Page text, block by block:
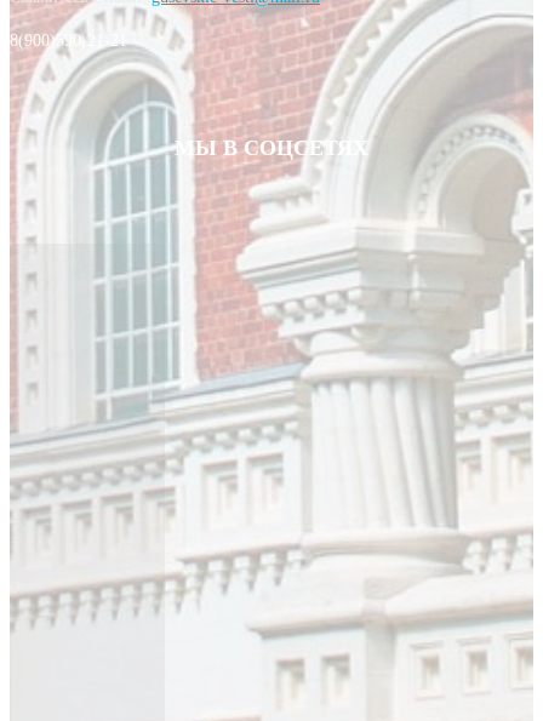
8(900)590-21-21
МЫ В СОЦСЕТЯХ